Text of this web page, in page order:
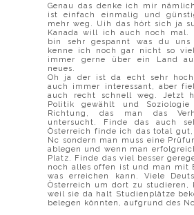
Genau das denke ich mir
ist einfach einmalig und
mehr weg. Uih das hört sich ja
Kanada will ich auch noch mal.
bin sehr gespannt was du uns
kenne ich noch gar nicht so
immer gerne über ein Land
neues.
Oh ja der ist da echt sehr
auch immer interessant, aber
auch recht schnell weg. Jetzt
Politik gewählt und
Richtung, das man das
untersucht. Finde das auch
Österreich finde ich das total
Nc sondern man muss eine
ablegen und wenn man
Platz. Finde das viel besser
noch alles offen ist und man mit
was erreichen kann. Viele
Österreich um dort zu studieren,
weil sie da halt Studienplätze
belegen könnten, aufgrund des